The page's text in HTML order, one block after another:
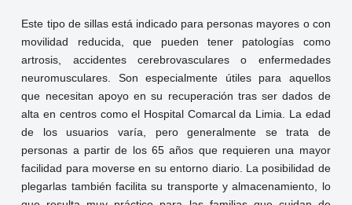
Este tipo de sillas está indicado para personas mayores o con
movilidad reducida, que pueden tener patologías como
artrosis, accidentes cerebrovasculares o enfermedades
neuromusculares. Son especialmente útiles para aquellos
que necesitan apoyo en su recuperación tras ser dados de
alta en centros como el Hospital Comarcal da Limia. La edad
de los usuarios varía, pero generalmente se trata de
personas a partir de los 65 años que requieren una mayor
facilidad para moverse en su entorno diario. La posibilidad de
plegarlas también facilita su transporte y almacenamiento, lo